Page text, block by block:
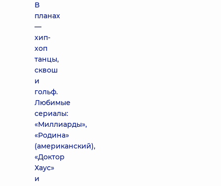
В
планах
—
хип-
хоп
танцы,
сквош
и
гольф.
Любимые
сериалы:
«Миллиарды»,
«Родина»
(американский),
«Доктор
Хаус»
и